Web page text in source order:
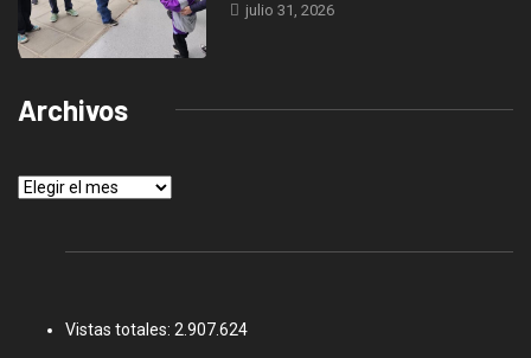
julio 31, 2026
Archivos
Archivos
Vistas totales: 2.907.624